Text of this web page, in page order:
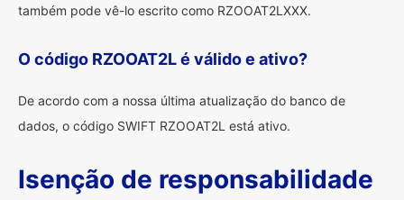
também pode vê-lo escrito como RZOOAT2LXXX.
O código RZOOAT2L é válido e ativo?
De acordo com a nossa última atualização do banco de
dados, o código SWIFT RZOOAT2L está ativo.
Isenção de responsabilidade